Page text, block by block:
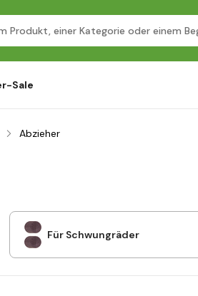
Sale
Abzieher
Für Schwungräder